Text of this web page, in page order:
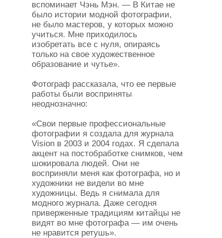
вспоминает Чэнь Мэн. — В Китае не
было истории модной фотографии,
не было мастеров, у которых можно
учиться. Мне приходилось
изобретать все с нуля, опираясь
только на свое художественное
образование и чутье».
Фотограф рассказала, что ее первые
работы были восприняты
неоднозначно:
«Свои первые профессиональные
фотографии я создала для журнала
Vision в 2003 и 2004 годах. Я сделала
акцент на постобработке снимков, чем
шокировала людей. Они не
восприняли меня как фотографа, но и
художники не видели во мне
художницы. Ведь я снимала для
модного журнала. Даже сегодня
приверженные традициям китайцы не
видят во мне фотографа — им очень
не нравится ретушь».